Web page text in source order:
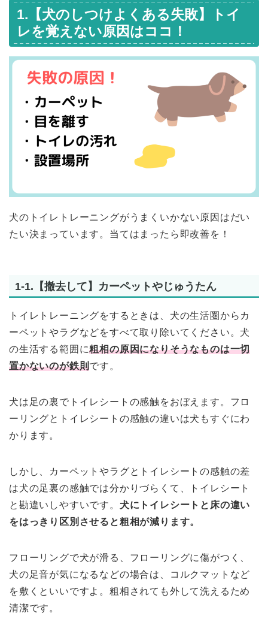
1.【犬のしつけよくある失敗】トイ
レを覚えない原因はココ！
犬のトイレトレーニングがうまくいかない原因はだい
たい決まっています。当てはまったら即改善を！
1-1.【撤去して】カーペットやじゅうたん
トイレトレーニングをするときは、犬の生活圏からカ
ーペットやラグなどをすべて取り除いてください。犬
の生活する範囲に粗相の原因になりそうなものは一切
置かないのが鉄則です。
犬は足の裏でトイレシートの感触をおぼえます。フロ
ーリングとトイレシートの感触の違いは犬もすぐにわ
かります。
しかし、カーペットやラグとトイレシートの感触の差
は犬の足裏の感触では分かりづらくて、トイレシート
と勘違いしやすいです。 犬にトイレシートと床の違い
をはっきり区別させると粗相が減ります。
フローリングで犬が滑る、フローリングに傷がつく、
犬の足音が気になるなどの場合は、コルクマットなど
を敷くといいですよ。粗相されても外して洗えるため
清潔です。